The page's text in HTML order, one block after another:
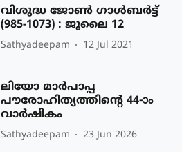
വിശുദ്ധ ജോണ്‍ ഗാള്‍ബര്‍ട്ട്
(985-1073) : ജൂലൈ 12
Sathyadeepam 12 Jul 2021
ലിയോ മാര്‍പാപ്പ
പൗരോഹിത്യത്തിന്റെ 44-ാം
വാര്‍ഷികം
Sathyadeepam 23 Jun 2026